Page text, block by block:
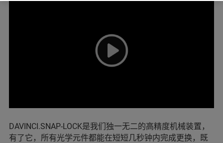
DAVINCI.SNAP-LOCK是我们独一无二的高精度机械装置，
有了它，所有光学元件都能在短短几秒钟内完成更换，既